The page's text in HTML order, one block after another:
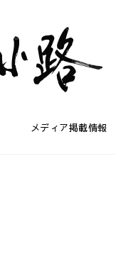
メディア掲載情報